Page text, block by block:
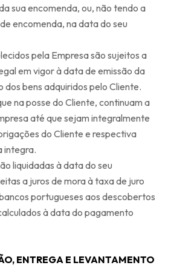
sua encomenda, ou, não tendo a
encomenda, na data do seu
pela Empresa são sujeitos a
em vigor à data de emissão da
bens adquiridos pelo Cliente.
na posse do Cliente, continuam a
até que sejam integralmente
do Cliente e respectiva
integra.
liquidadas à data do seu
a juros de mora à taxa de juro
portugueses aos descobertos
à data do pagamento
ENTREGA E LEVANTAMENTO